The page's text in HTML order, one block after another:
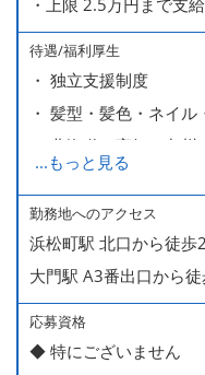
待遇/福利厚生
・ 独立支援制度
・ 髪型・髪色・ネイル
・ 北海道や高知、九
ます
・ 無料の美味しい まか
...もっと見る
勤務地へのアクセス
浜松町駅 北口から徒歩
大門駅 A3番出口から
応募資格
◆ 特にございません